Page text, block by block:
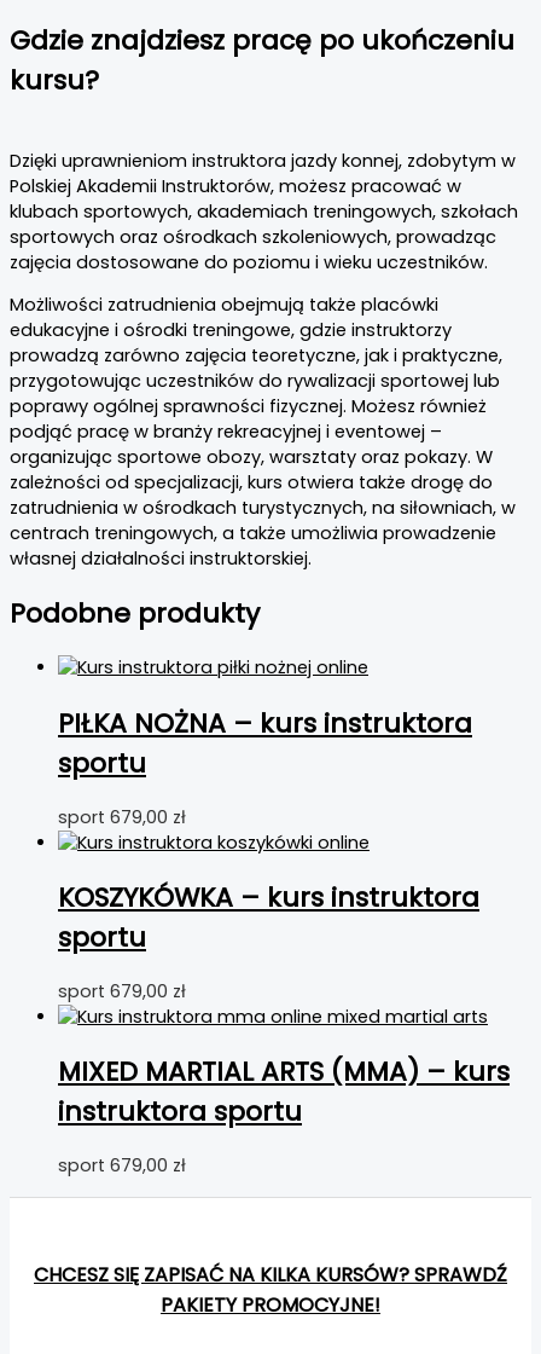
Gdzie znajdziesz pracę po ukończeniu
kursu?
Dzięki uprawnieniom instruktora jazdy konnej, zdobytym w
Polskiej Akademii Instruktorów, możesz pracować w
klubach sportowych, akademiach treningowych, szkołach
sportowych oraz ośrodkach szkoleniowych, prowadząc
zajęcia dostosowane do poziomu i wieku uczestników.
Możliwości zatrudnienia obejmują także placówki
edukacyjne i ośrodki treningowe, gdzie instruktorzy
prowadzą zarówno zajęcia teoretyczne, jak i praktyczne,
przygotowując uczestników do rywalizacji sportowej lub
poprawy ogólnej sprawności fizycznej. Możesz również
podjąć pracę w branży rekreacyjnej i eventowej –
organizując sportowe obozy, warsztaty oraz pokazy. W
zależności od specjalizacji, kurs otwiera także drogę do
zatrudnienia w ośrodkach turystycznych, na siłowniach, w
centrach treningowych, a także umożliwia prowadzenie
własnej działalności instruktorskiej.
Podobne produkty
PIŁKA NOŻNA – kurs instruktora
sportu
sport 679,00 zł
KOSZYKÓWKA – kurs instruktora
sportu
sport 679,00 zł
MIXED MARTIAL ARTS (MMA) – kurs
instruktora sportu
sport 679,00 zł
CHCESZ SIĘ ZAPISAĆ NA KILKA KURSÓW? SPRAWDŹ
PAKIETY PROMOCYJNE!